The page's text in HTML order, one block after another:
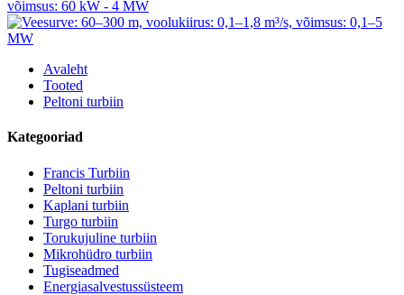
Avaleht
Tooted
Peltoni turbiin
Kategooriad
Francis Turbiin
Peltoni turbiin
Kaplani turbiin
Turgo turbiin
Torukujuline turbiin
Mikrohüdro turbiin
Tugiseadmed
Energiasalvestussüsteem